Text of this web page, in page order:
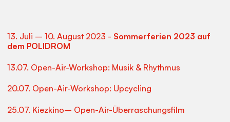
13. Juli – 10. August 2023 - Sommerferien 2023 auf
dem POLIDROM
13.07. Open-Air-Workshop: Musik & Rhythmus
20.07. Open-Air-Workshop: Upcycling
25.07. Kiezkino– Open-Air-Überraschungsfilm